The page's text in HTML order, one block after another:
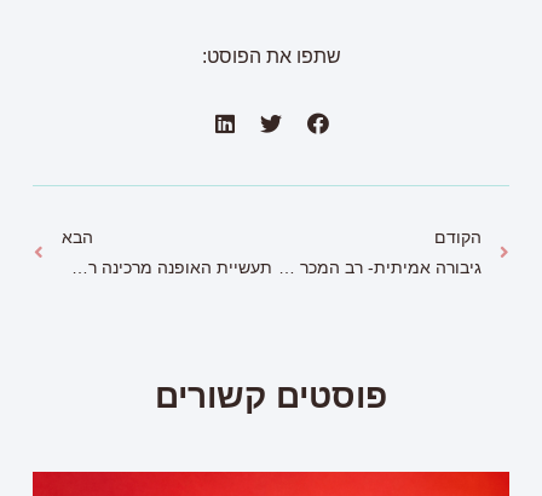
שתפו את הפוסט:
הקודם הבא
פוסטים קשורים